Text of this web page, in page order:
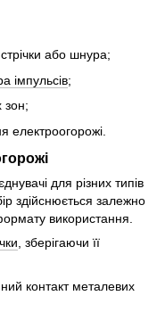
або шнура;
імпульсів;
зон;
електроогорожі.
для різних типів
здійснюється залежно
використання.
, зберігаючи її
контакт металевих